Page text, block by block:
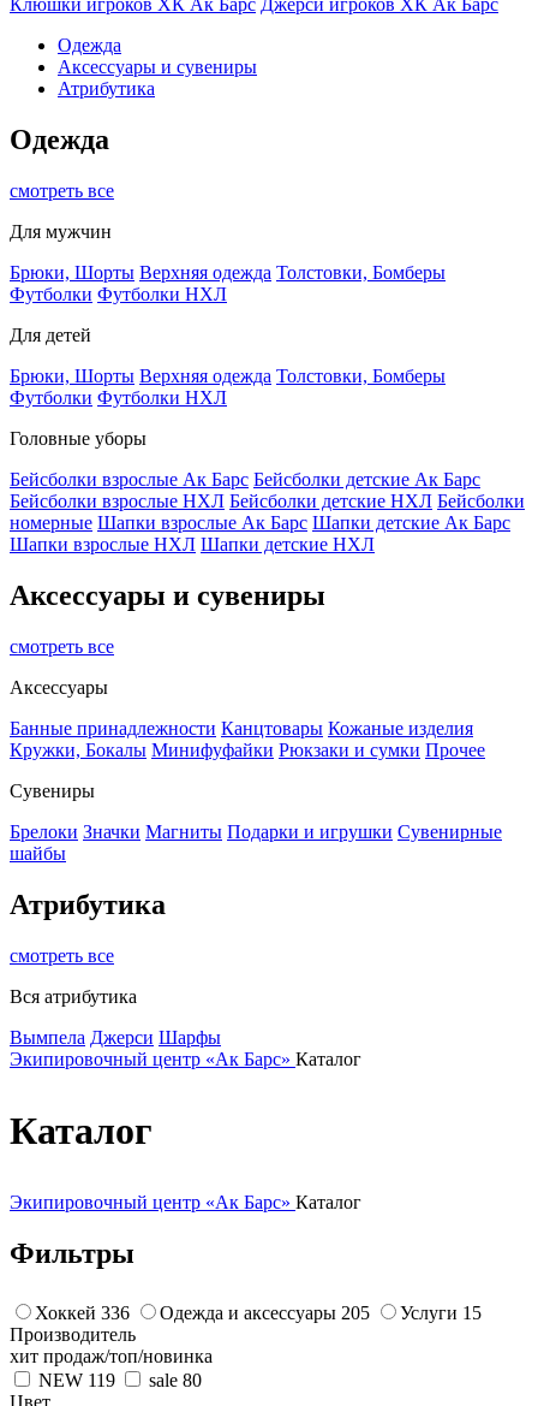
Клюшки игроков ХК Ак Барс Джерси игроков ХК Ак Барс
Одежда
Аксессуары и сувениры
Атрибутика
Одежда
смотреть все
Для мужчин
Брюки, Шорты Верхняя одежда Толстовки, Бомберы
Футболки Футболки НХЛ
Для детей
Брюки, Шорты Верхняя одежда Толстовки, Бомберы
Футболки Футболки НХЛ
Головные уборы
Бейсболки взрослые Ак Барс Бейсболки детские Ак Барс
Бейсболки взрослые НХЛ Бейсболки детские НХЛ Бейсболки
номерные Шапки взрослые Ак Барс Шапки детские Ак Барс
Шапки взрослые НХЛ Шапки детские НХЛ
Аксессуары и сувениры
смотреть все
Аксессуары
Банные принадлежности Канцтовары Кожаные изделия
Кружки, Бокалы Минифуфайки Рюкзаки и сумки Прочее
Сувениры
Брелоки Значки Магниты Подарки и игрушки Сувенирные
шайбы
Атрибутика
смотреть все
Вся атрибутика
Вымпела Джерси Шарфы
Экипировочный центр «Ак Барс» Каталог
Каталог
Экипировочный центр «Ак Барс» Каталог
Фильтры
Хоккей 336 Одежда и аксессуары 205 Услуги 15
Производитель
хит продаж/топ/новинка
NEW 119 sale 80
Цвет